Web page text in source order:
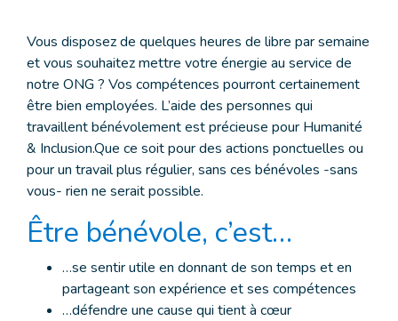
Vous disposez de quelques heures de libre par semaine
et vous souhaitez mettre votre énergie au service de
notre ONG ? Vos compétences pourront certainement
être bien employées. L’aide des personnes qui
travaillent bénévolement est précieuse pour Humanité
& Inclusion.Que ce soit pour des actions ponctuelles ou
pour un travail plus régulier, sans ces bénévoles -sans
vous- rien ne serait possible.
Être bénévole, c’est…
…se sentir utile en donnant de son temps et en
partageant son expérience et ses compétences
…défendre une cause qui tient à cœur